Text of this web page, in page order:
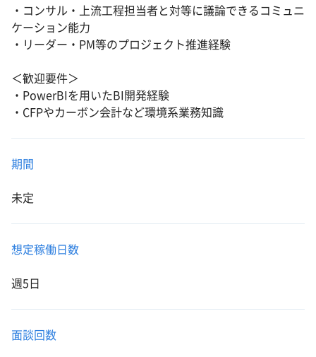
・コンサル・上流工程担当者と対等に議論できるコミュニ
ケーション能力
・リーダー・PM等のプロジェクト推進経験
＜歓迎要件＞
・PowerBIを用いたBI開発経験
・CFPやカーボン会計など環境系業務知識
期間
未定
想定稼働日数
週5日
面談回数